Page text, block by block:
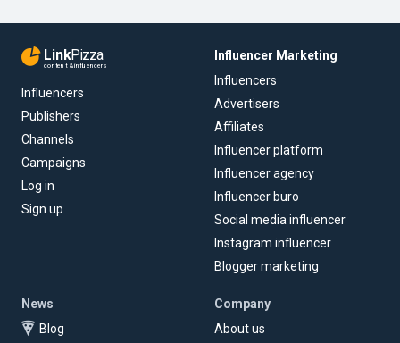
LinkPizza
content & influencers
Influencers
Publishers
Channels
Campaigns
Log in
Sign up
Influencer Marketing
Influencers
Advertisers
Affiliates
Influencer platform
Influencer agency
Influencer buro
Social media influencer
Instagram influencer
Blogger marketing
News
Blog
Company
About us